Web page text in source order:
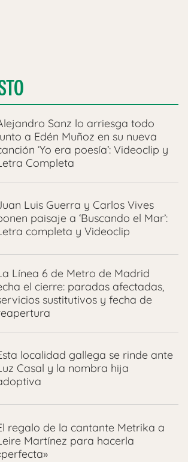
Sanz lo arriesga todo
a Edén Muñoz en su nueva
‘Yo era poesía’: Videoclip y
Completa
Luis Guerra y Carlos Vives
paisaje a ‘Buscando el Mar’:
completa y Videoclip
Línea 6 de Metro de Madrid
el cierre: paradas afectadas,
sustitutivos y fecha de
localidad gallega se rinde ante
Casal y la nombra hija
regalo de la cantante Metrika a
Martínez para hacerla